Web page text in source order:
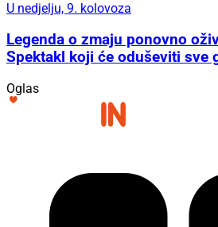
U nedjelju, 9. kolovoza
Legenda o zmaju ponovno
Spektakl koji će oduševiti sve
Oglas